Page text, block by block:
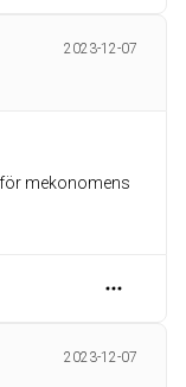
2023-12-07
mekonomens
2023-12-07